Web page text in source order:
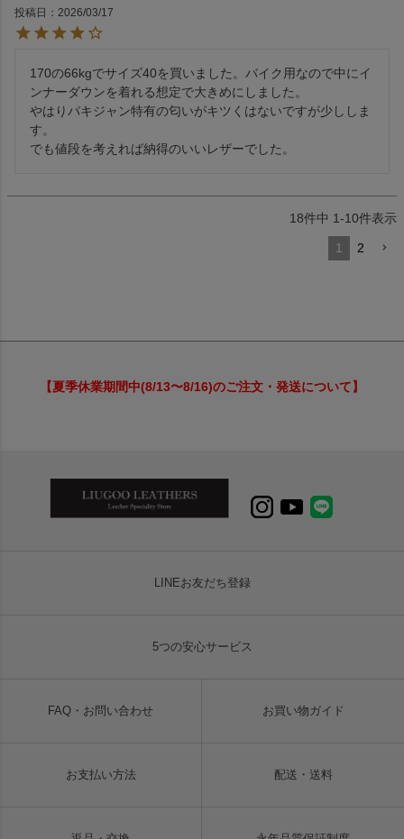
投稿日
2026/03/17
170の66kgでサイズ40を買いました。バイク用なので中にイ
ンナーダウンを着れる想定で大きめにしました。
やはりパキジャン特有の匂いがキツくはないですが少ししま
す。
でも値段を考えれば納得のいいレザーでした。
18件中 1-10件表示
1 2
【夏季休業期間中(8/13〜8/16)のご注文・発送について】
LINEお友だち登録
5つの安心サービス
FAQ・お問い合わせ お買い物ガイド
お支払い方法 配送・送料